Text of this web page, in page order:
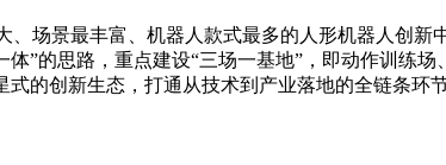
景最丰富、机器人款式最多的人形机器人创新
”的思路，重点建设“三场一基地”，即动作训练场
的创新生态，打通从技术到产业落地的全链条环节